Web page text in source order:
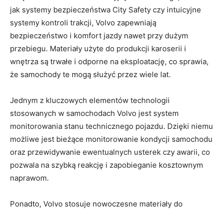
jak‍ systemy bezpieczeństwa City Safety czy intuicyjne
⁤systemy kontroli trakcji, Volvo zapewniają
⁢bezpieczeństwo i⁤ komfort ​jazdy nawet ⁤przy dużym
‍przebiegu. Materiały użyte do produkcji karoserii i
wnętrza są trwałe i odporne na ⁤eksploatację,⁣ co sprawia,
że ​samochody te mogą służyć przez wiele lat.
Jednym z kluczowych elementów⁣ technologii
stosowanych w samochodach Volvo jest system
⁣monitorowania stanu technicznego pojazdu. Dzięki niemu
możliwe jest ⁤bieżące monitorowanie ‍kondycji samochodu
oraz przewidywanie‍ ewentualnych‍ usterek czy awarii, co
⁢pozwala na szybką reakcję ‌i zapobieganie kosztownym
naprawom.
Ponadto,⁢ Volvo stosuje ‌nowoczesne materiały do